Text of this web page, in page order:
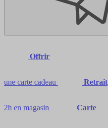
Offrir
une carte cadeau Retrait
2h en magasin Carte